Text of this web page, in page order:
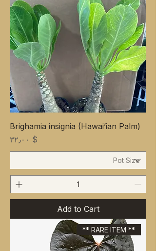
Brighamia insignia (Hawai’ian Palm)
Price
$ ۳۲٫۰۰
Add to Cart
** RARE ITEM **